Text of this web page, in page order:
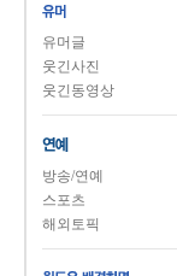
유머글
웃긴사진
웃긴동영상
방송/연예
스포츠
해외토픽